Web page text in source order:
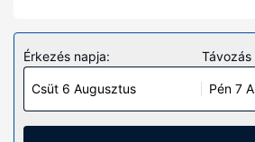
Helyezze magát kényelembe a(z) 7
egyikében, melyekben síkképernyős
Ingyenes vezeték nélküli internet-
televíziókon nézhető műholdas
vendégek kikapcsolódását szolgálja.
Érkezés napja:
Csüt 6 Augusztus
Távozás
Pén 7